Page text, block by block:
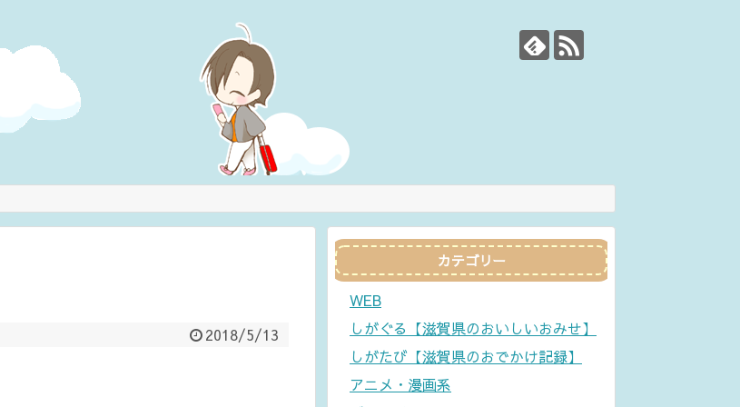
2018/5/13
カテゴリー
WEB
しがぐる【滋賀県のおいしいおみせ】
しがたび【滋賀県のおでかけ記録】
アニメ・漫画系